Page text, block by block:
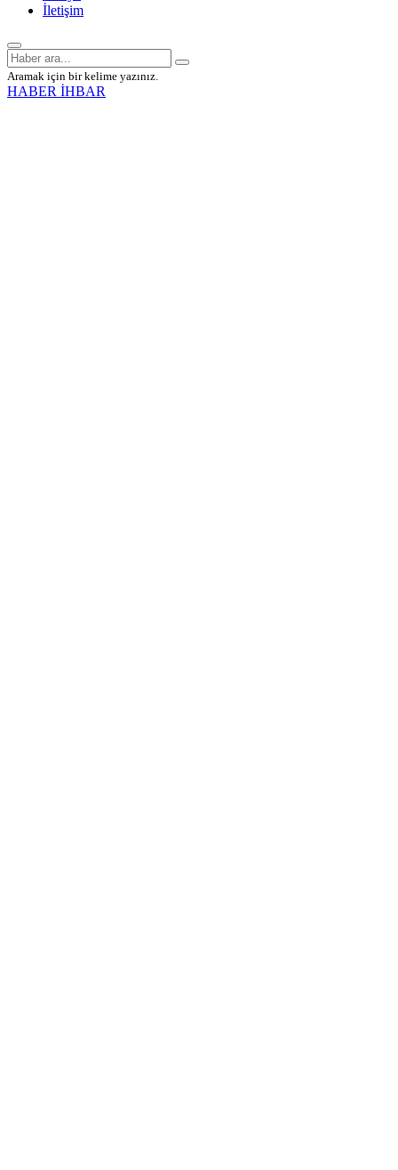
İletişim
Aramak için bir kelime yazınız.
HABER İHBAR